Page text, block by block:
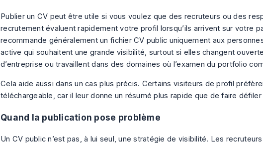
Publier un CV peut être utile si vous voulez que des recruteurs ou des
recrutement évaluent rapidement votre profil lorsqu’ils arrivent sur votre
recommande généralement un fichier CV public uniquement aux
active qui souhaitent une grande visibilité, surtout si elles changent
d’entreprise ou travaillent dans des domaines où l’examen du portfolio
Cela aide aussi dans un cas plus précis. Certains visiteurs de profil
téléchargeable, car il leur donne un résumé plus rapide que de faire
Quand la publication pose problème
Un CV public n’est pas, à lui seul, une stratégie de visibilité. Les